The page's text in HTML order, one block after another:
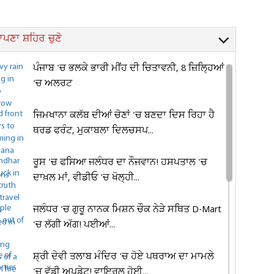
ਸ਼ਹਿਰ ਚੁਣੋ
ਪੰਜਾਬ 'ਚ ਭਲਕੇ ਭਾਰੀ ਮੀਂਹ ਦੀ ਚਿਤਾਵਨੀ, 8 ਜ਼ਿਲ੍ਹਿਆਂ
'ਚ ਅਲਰਟ
ਜਿਮਖਾਨਾ ਕਲੱਬ ਦੀਆਂ ਚੋਣਾਂ 'ਚ ਬਣਦਾ ਦਿਸ ਰਿਹਾ ਹੈ
ਥਰਡ ਫਰੰਟ, ਮੁਕਾਬਲਾ ਦਿਲਚਸਪ...
ਰੂਸ 'ਚ ਫਸਿਆ ਜਲੰਧਰ ਦਾ ਨੌਜਵਾਨ! ਹਸਪਤਾਲ 'ਚ
ਦਾਖ਼ਲ ਮਾਂ, ਵੀਡੀਓ 'ਚ ਖੋਲ੍ਹੀ...
ਜਲੰਧਰ 'ਚ ਗੁਰੂ ਨਾਨਕ ਮਿਸ਼ਨ ਚੌਕ ਨੇੜੇ ਸਥਿਤ D-Mart
'ਚ ਲੱਗੀ ਅੱਗ! ਪਈਆਂ...
ਸ਼੍ਰੀ ਦੇਵੀ ਤਲਾਬ ਮੰਦਿਰ 'ਚ ਹੋਏ ਪਥਰਾਅ ਦਾ ਮਾਮਲੇ